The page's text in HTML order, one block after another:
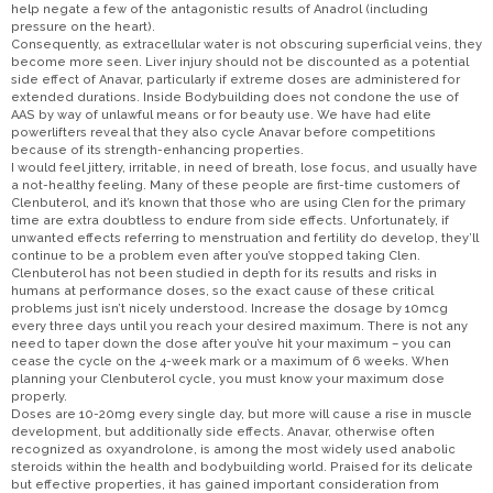
help negate a few of the antagonistic results of Anadrol (including
pressure on the heart).
Consequently, as extracellular water is not obscuring superficial veins, they
become more seen. Liver injury should not be discounted as a potential
side effect of Anavar, particularly if extreme doses are administered for
extended durations. Inside Bodybuilding does not condone the use of
AAS by way of unlawful means or for beauty use. We have had elite
powerlifters reveal that they also cycle Anavar before competitions
because of its strength-enhancing properties.
I would feel jittery, irritable, in need of breath, lose focus, and usually have
a not-healthy feeling. Many of these people are first-time customers of
Clenbuterol, and it’s known that those who are using Clen for the primary
time are extra doubtless to endure from side effects. Unfortunately, if
unwanted effects referring to menstruation and fertility do develop, they’ll
continue to be a problem even after you’ve stopped taking Clen.
Clenbuterol has not been studied in depth for its results and risks in
humans at performance doses, so the exact cause of these critical
problems just isn’t nicely understood. Increase the dosage by 10mcg
every three days until you reach your desired maximum. There is not any
need to taper down the dose after you’ve hit your maximum – you can
cease the cycle on the 4-week mark or a maximum of 6 weeks. When
planning your Clenbuterol cycle, you must know your maximum dose
properly.
Doses are 10-20mg every single day, but more will cause a rise in muscle
development, but additionally side effects. Anavar, otherwise often
recognized as oxyandrolone, is among the most widely used anabolic
steroids within the health and bodybuilding world. Praised for its delicate
but effective properties, it has gained important consideration from